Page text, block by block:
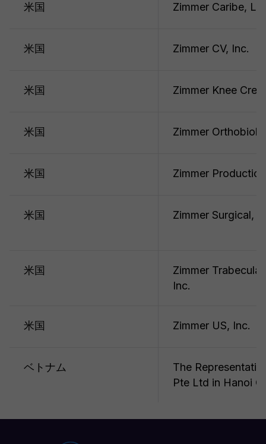
米国 Zimmer Caribe,
米国 Zimmer CV, Inc.
米国 Zimmer Knee
米国 Zimmer
米国 Zimmer
米国 Zimmer Surgical,
米国
Zimmer
Inc.
米国 Zimmer US, Inc.
ベトナム
The
Pte Ltd in Hanoi